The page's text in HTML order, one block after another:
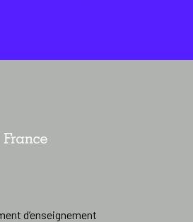
d’enseignement